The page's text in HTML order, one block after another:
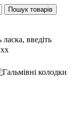
Пошук товарів
ласка, введіть